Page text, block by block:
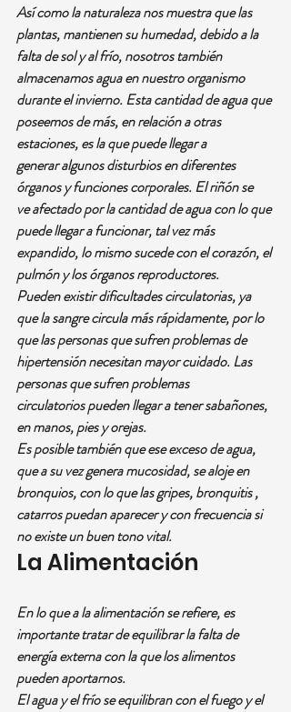
Así como la naturaleza nos muestra que las
plantas, mantienen su humedad, debido a la
falta de sol y al frío, nosotros también
almacenamos agua en nuestro organismo
durante el invierno. Esta cantidad de agua que
poseemos de más, en relación a otras
estaciones, es la que puede llegar a
generar algunos disturbios en diferentes
órganos y funciones corporales. El riñón se
ve afectado por la cantidad de agua con lo que
puede llegar a funcionar, tal vez más
expandido, lo mismo sucede con el corazón, el
pulmón y los órganos reproductores.
Pueden existir dificultades circulatorias, ya
que la sangre circula más rápidamente, por lo
que las personas que sufren problemas de
hipertensión necesitan mayor cuidado. Las
personas que sufren problemas
circulatorios pueden llegar a tener sabañones,
en manos, pies y orejas.
Es posible también que ese exceso de agua,
que a su vez genera mucosidad, se aloje en
bronquios, con lo que las gripes, bronquitis ,
catarros puedan aparecer y con frecuencia si
no existe un buen tono vital.
La Alimentación
En lo que a la alimentación se refiere, es
importante tratar de equilibrar la falta de
energía externa con la que los alimentos
pueden aportarnos.
El agua y el frío se equilibran con el fuego y el